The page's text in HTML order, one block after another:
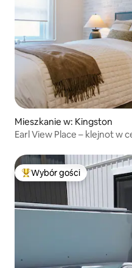
Mieszkanie w: Kingston
Earl View Place – klejnot w
Najpopularniejsze z
Wybór gości